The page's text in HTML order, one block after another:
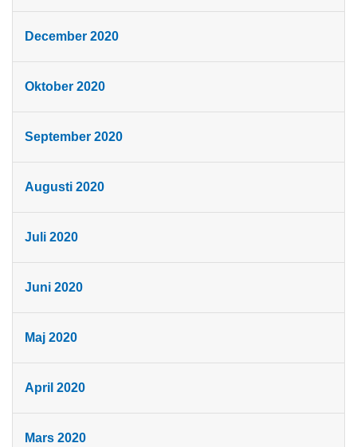
December 2020
Oktober 2020
September 2020
Augusti 2020
Juli 2020
Juni 2020
Maj 2020
April 2020
Mars 2020